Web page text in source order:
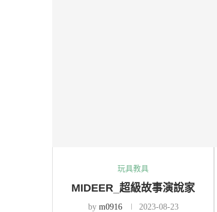
玩具教具
MIDEER_超級故事演說家
by m0916 2023-08-23